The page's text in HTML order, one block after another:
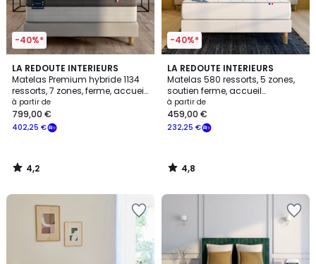
-40%*
LA REDOUTE INTERIEURS
Matelas Premium hybride 1134
ressorts, 7 zones, ferme, accueil
mémoire de forme
Prix
à
partir
799,00
€
programme
à partir de
402,25 €
799,00 €
4,2
/ 5
4,2
/
-40%*
LA REDOUTE INTERIEURS
Matelas 580 ressorts, 5 zones,
soutien ferme, accueil
enveloppant
à partir de
232,25 €
459,00 €
4,8
/ 5
4,8
/